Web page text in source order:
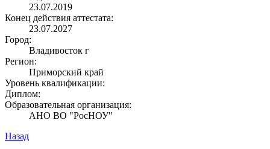
23.07.2019
Конец действия аттестата:
23.07.2027
Город:
Владивосток г
Регион:
Приморский край
Уровень квалификации:
Диплом:
Образовательная организация:
АНО ВО "РосНОУ"
Назад